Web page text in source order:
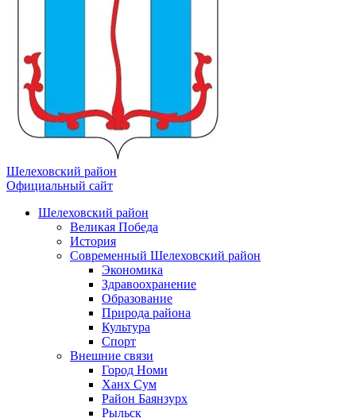
Шелеховский район
Официальный сайт
Шелеховский район
Великая Победа
История
Современный Шелеховский район
Экономика
Здравоохранение
Образование
Природа района
Культура
Спорт
Внешние связи
Город Номи
Ханх Сум
Район Баянзурх
Рыльск